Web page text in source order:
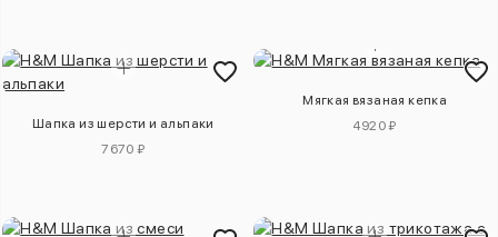
Шапка из шерсти и альпаки
7670 ₽
Мягкая вязаная кепка
4920 ₽